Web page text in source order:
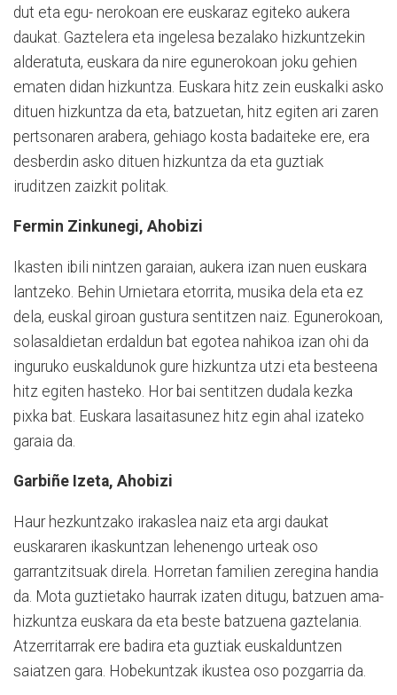
dut eta egu- nerokoan ere euskaraz egiteko aukera
daukat. Gaztelera eta ingelesa bezalako hizkuntzekin
alderatuta, euskara da nire egunerokoan joku gehien
ematen didan hizkuntza. Euskara hitz zein euskalki asko
dituen hizkuntza da eta, batzuetan, hitz egiten ari zaren
pertsonaren arabera, gehiago kosta badaiteke ere, era
desberdin asko dituen hizkuntza da eta guztiak
iruditzen zaizkit politak.
Fermin Zinkunegi, Ahobizi
Ikasten ibili nintzen garaian, aukera izan nuen euskara
lantzeko. Behin Urnietara etorrita, musika dela eta ez
dela, euskal giroan gustura sentitzen naiz. Egunerokoan,
solasaldietan erdaldun bat egotea nahikoa izan ohi da
inguruko euskaldunok gure hizkuntza utzi eta besteena
hitz egiten hasteko. Hor bai sentitzen dudala kezka
pixka bat. Euskara lasaitasunez hitz egin ahal izateko
garaia da.
Garbiñe Izeta, Ahobizi
Haur hezkuntzako irakaslea naiz eta argi daukat
euskararen ikaskuntzan lehenengo urteak oso
garrantzitsuak direla. Horretan familien zeregina handia
da. Mota guztietako haurrak izaten ditugu, batzuen ama-
hizkuntza euskara da eta beste batzuena gaztelania.
Atzerritarrak ere badira eta guztiak euskalduntzen
saiatzen gara. Hobekuntzak ikustea oso pozgarria da.